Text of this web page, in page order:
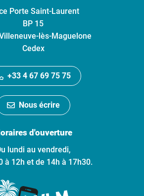
Porte Saint-Laurent
BP 15
lès-Maguelone
Cedex
+33 4 67 69 75 75
Nous écrire
d'ouverture
lundi au vendredi,
à 12h et de 14h à 17h30.